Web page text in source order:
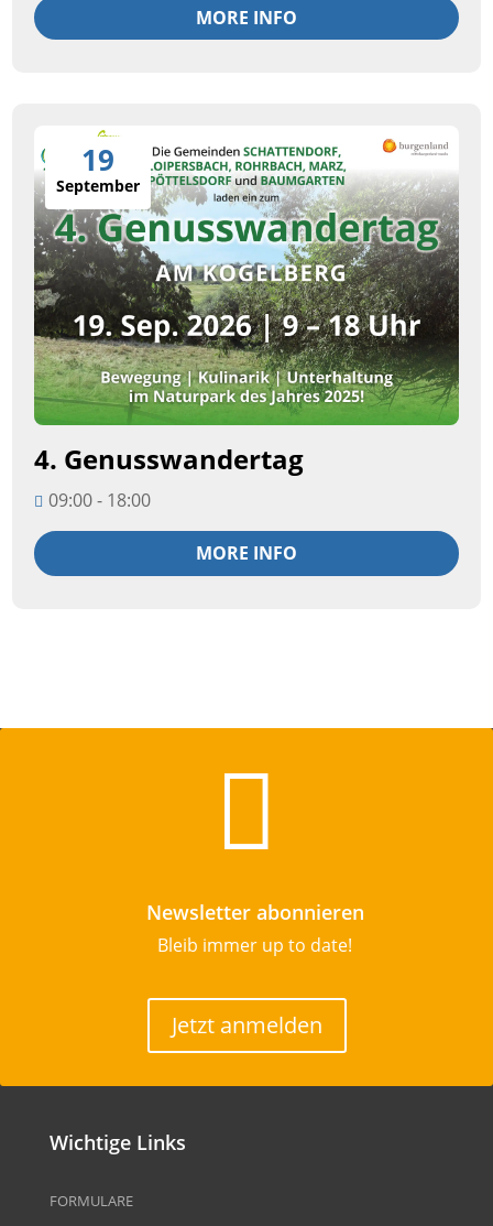
MORE INFO
19
September
4. Genusswandertag
09:00 - 18:00
MORE INFO

Newsletter abonnieren
Bleib immer up to date!
Jetzt anmelden
Wichtige Links
FORMULARE